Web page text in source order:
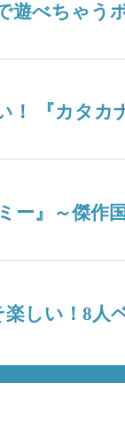
遊べちゃう
！ 『カタ
ー』～傑
しい！8人